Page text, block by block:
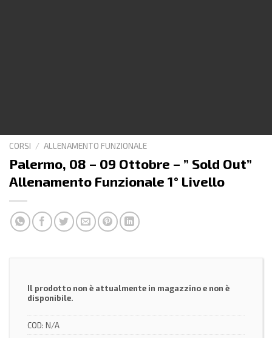
CORSI / ALLENAMENTO FUNZIONALE
Palermo, 08 – 09 Ottobre – ” Sold Out”
Allenamento Funzionale 1° Livello
Il prodotto non è attualmente in magazzino e non è
disponibile.
COD: N/A